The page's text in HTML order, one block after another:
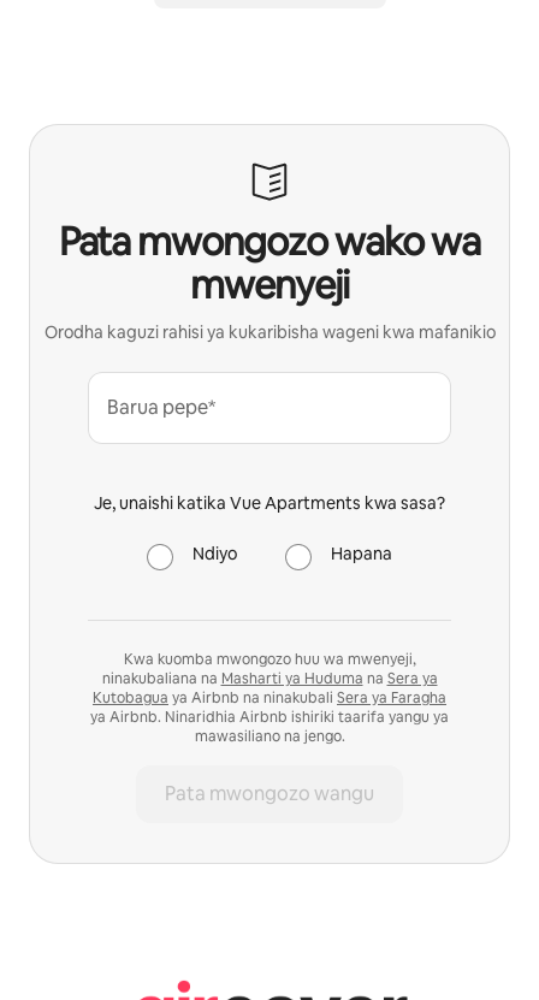
Pata mwongozo wako wa
mwenyeji
Orodha kaguzi rahisi ya kukaribisha wageni kwa mafanikio
Barua pepe*
Je, unaishi katika Vue Apartments kwa sasa?
Ndiyo Hapana
Kwa kuomba mwongozo huu wa mwenyeji,
ninakubaliana na Masharti ya Huduma na Sera ya
Kutobagua ya Airbnb na ninakubali Sera ya Faragha
ya Airbnb. Ninaridhia Airbnb ishiriki taarifa yangu ya
mawasiliano na jengo.
Pata mwongozo wangu